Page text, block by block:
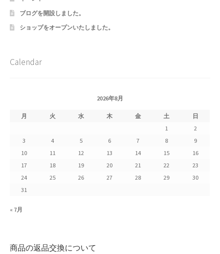
ブログを開設しました。
ショップをオープンいたしました。
Calendar
2026年8月
月 火 水 木 金 土
日
1
2
3
4 5 6 7 8
9
10
11 12 13 14 15
16
17
18 19 20 21 22
23
24
25 26 27 28 29
30
31
« 7月
商品の返品交換について